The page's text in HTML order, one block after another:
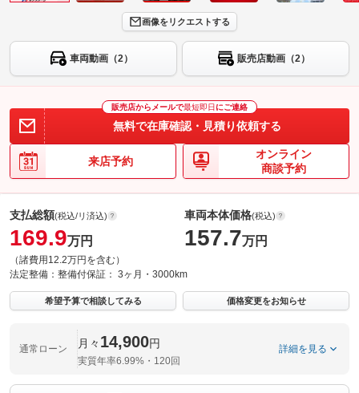
画像をリクエストする
車両動画（2） 販売店動画（2）
販売店からメールで最短即日 にご連絡
無料で在庫確認・見積り依頼する
来店予約
オンライン
商談予約
支払総額(税込/リ済込)
169.9万円
（諸費用12.2万円を含む）
車両本体価格(税込)
157.7万円
法定整備： 整備付保証： 3ヶ月・3000km
希望予算で相談してみる 価格変更をお知らせ
通常ローン 月々 14,900円
実質年率6.99%・120回
詳細を見る